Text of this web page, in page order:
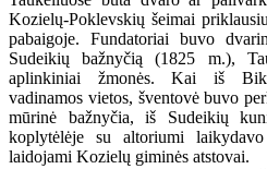
Kozielų-Poklevskių šeimai
pabaigoje. Fundatoriai buvo
Sudeikių bažnyčią (1825 m.),
aplinkiniai žmonės. Kai iš
vadinamos vietos, šventovė buvo
mūrinė bažnyčia, iš Sudeikių
koplytėlėje su altoriumi
laidojami Kozielų giminės atstovai.